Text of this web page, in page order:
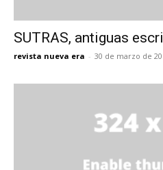
SUTRAS, antiguas
revista nueva era - 30 de marzo de